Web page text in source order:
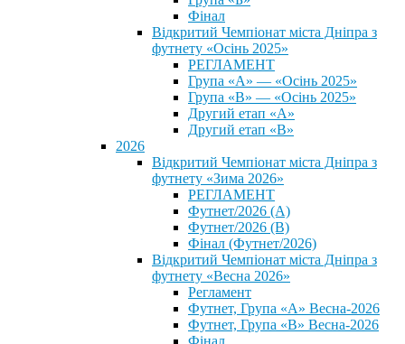
Фінал
Відкритий Чемпіонат міста Дніпра з
футнету «Осінь 2025»
РЕГЛАМЕНТ
Група «А» — «Осінь 2025»
Група «В» — «Осінь 2025»
Другий етап «А»
Другий етап «В»
2026
Відкритий Чемпіонат міста Дніпра з
футнету «Зима 2026»
РЕГЛАМЕНТ
Футнет/2026 (А)
Футнет/2026 (В)
Фінал (Футнет/2026)
Відкритий Чемпіонат міста Дніпра з
футнету «Весна 2026»
Регламент
Футнет, Група «А» Весна-2026
Футнет, Група «В» Весна-2026
Фінал